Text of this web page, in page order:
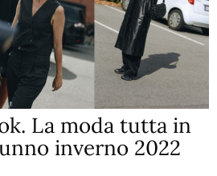
La moda tutta in
inverno 2022